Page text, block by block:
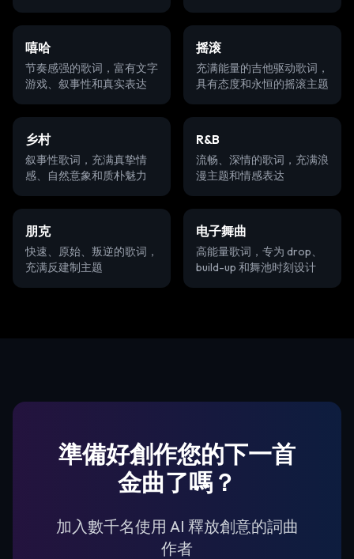
嘻哈
节奏感强的歌词，富有文字
游戏、叙事性和真实表达
摇滚
充满能量的吉他驱动歌词，
具有态度和永恒的摇滚主题
乡村
叙事性歌词，充满真挚情
感、自然意象和质朴魅力
R&B
流畅、深情的歌词，充满浪
漫主题和情感表达
朋克
快速、原始、叛逆的歌词，
充满反建制主题
电子舞曲
高能量歌词，专为 drop、
build-up 和舞池时刻设计
準備好創作您的下一首
金曲了嗎？
加入數千名使用 AI 釋放創意的詞曲
作者